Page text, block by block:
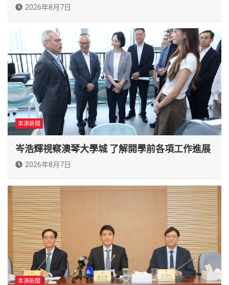
2026年8月7日
本澳新聞
岑浩輝視察澳琴大學城 了解開學前各項工作進展
2026年8月7日
本澳新聞